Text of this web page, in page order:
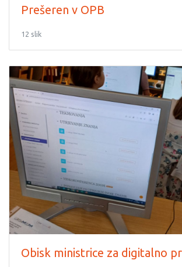
Prešeren v OPB
12 slik
Obisk ministrice za digitalno